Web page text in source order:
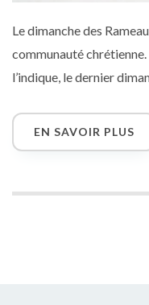
Le dimanche des
communauté
l’indique, le dernier
symbolique qui
sein de la ville de
Pessa’h, la Pâque juive…
EN SAVOIR PLUS